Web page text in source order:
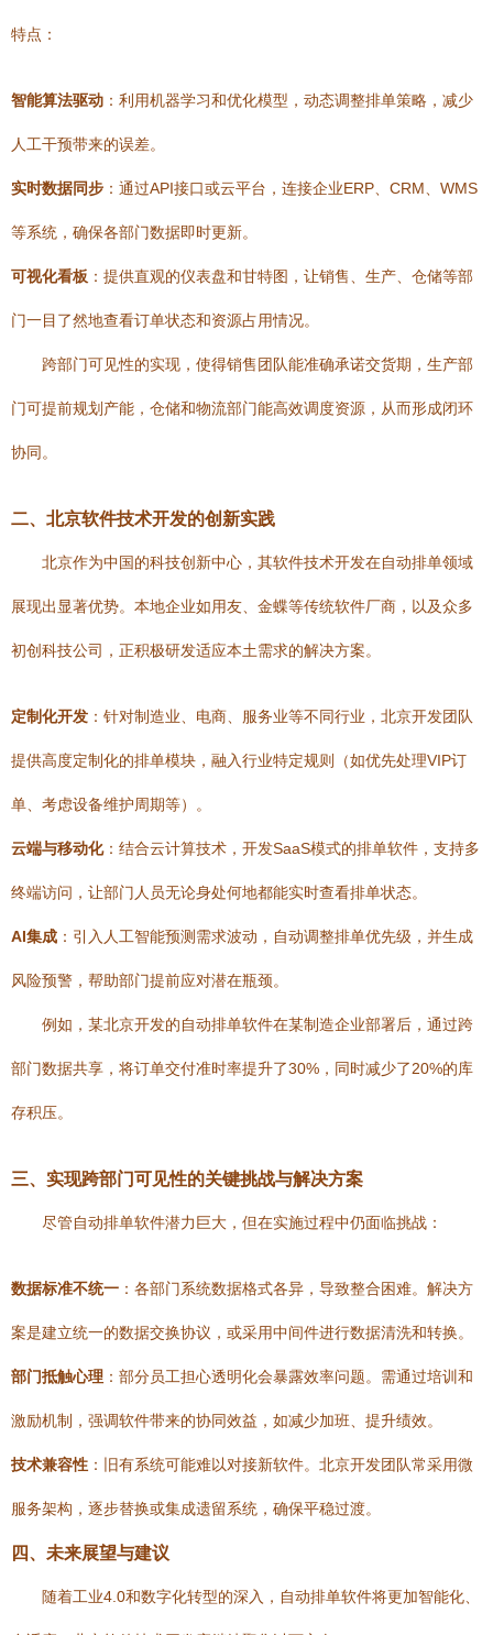
特点：
智能算法驱动 ：利用机器学习和优化模型，动态调整排单策略，减少
人工干预带来的误差。
实时数据同步 ：通过API接口或云平台，连接企业ERP、CRM、WMS
等系统，确保各部门数据即时更新。
可视化看板 ：提供直观的仪表盘和甘特图，让销售、生产、仓储等部
门一目了然地查看订单状态和资源占用情况。
跨部门可见性的实现，使得销售团队能准确承诺交货期，生产部
门可提前规划产能，仓储和物流部门能高效调度资源，从而形成闭环
协同。
二、北京软件技术开发的创新实践
北京作为中国的科技创新中心，其软件技术开发在自动排单领域
展现出显著优势。本地企业如用友、金蝶等传统软件厂商，以及众多
初创科技公司，正积极研发适应本土需求的解决方案。
定制化开发 ：针对制造业、电商、服务业等不同行业，北京开发团队
提供高度定制化的排单模块，融入行业特定规则（如优先处理VIP订
单、考虑设备维护周期等）。
云端与移动化：结合云计算技术，开发SaaS模式的排单软件，支持多
终端访问，让部门人员无论身处何地都能实时查看排单状态。
AI集成 ：引入人工智能预测需求波动，自动调整排单优先级，并生成
风险预警，帮助部门提前应对潜在瓶颈。
例如，某北京开发的自动排单软件在某制造企业部署后，通过跨
部门数据共享，将订单交付准时率提升了30%，同时减少了20%的库
存积压。
三、实现跨部门可见性的关键挑战与解决方案
尽管自动排单软件潜力巨大，但在实施过程中仍面临挑战：
数据标准不统一 ：各部门系统数据格式各异，导致整合困难。解决方
案是建立统一的数据交换协议，或采用中间件进行数据清洗和转换。
部门抵触心理 ：部分员工担心透明化会暴露效率问题。需通过培训和
激励机制，强调软件带来的协同效益，如减少加班、提升绩效。
技术兼容性 ：旧有系统可能难以对接新软件。北京开发团队常采用微
服务架构，逐步替换或集成遗留系统，确保平稳过渡。
四、未来展望与建议
随着工业4.0和数字化转型的深入，自动排单软件将更加智能化、